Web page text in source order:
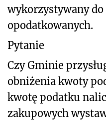
wykorzystywany do
opodatkowanych.
Pytanie
Czy Gminie
obniżenia kwoty
kwotę podatku
zakupowych